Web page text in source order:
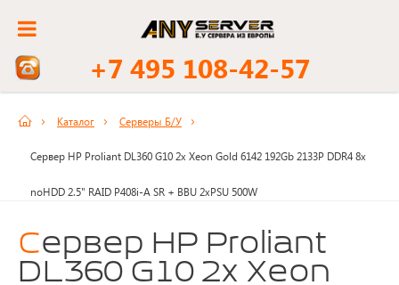
+7 495 108-42-57
Каталог Серверы Б/У
Сервер HP Proliant DL360 G10 2x Xeon Gold 6142 192Gb 2133P DDR4 8x
noHDD 2.5" RAID P408i-A SR + BBU 2xPSU 500W
Сервер HP Proliant
DL360 G10 2x Xeon